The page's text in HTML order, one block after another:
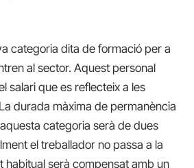
categoria dita de formació per a
al sector. Aquest personal
salari que es reflecteix a les
durada màxima de permanència
categoria serà de dues
el treballador no passa a la
habitual serà compensat amb un